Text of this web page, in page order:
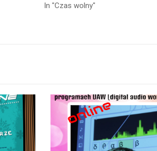
In "Czas wolny"